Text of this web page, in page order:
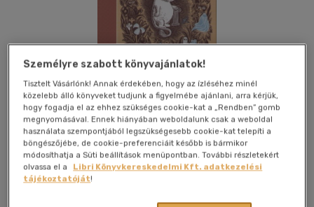
Kívánságlistához adom
Személyre szabott könyvajánlatok!
Tisztelt Vásárlónk! Annak érdekében, hogy az ízléséhez minél
közelebb álló könyveket tudjunk a figyelmébe ajánlani, arra kérjük,
hogy fogadja el az ehhez szükséges cookie-kat a „Rendben” gomb
megnyomásával. Ennek hiányában weboldalunk csak a weboldal
használata szempontjából legszükségesebb cookie-kat telepíti a
böngészőjébe, de cookie-preferenciáit később is bármikor
módosíthatja a Süti beállítások menüpontban. További részletekért
olvassa el a
Libri Könyvkereskedelmi Kft. adatkezelési
tájékoztatóját!